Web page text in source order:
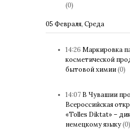
(0)
05 Февраля, Среда
14:26 Маркировка
косметической
бытовой химии(0)
14:07 В Чувашии
Всероссийская
«Tolles Diktat» –
немецкому языку(0)